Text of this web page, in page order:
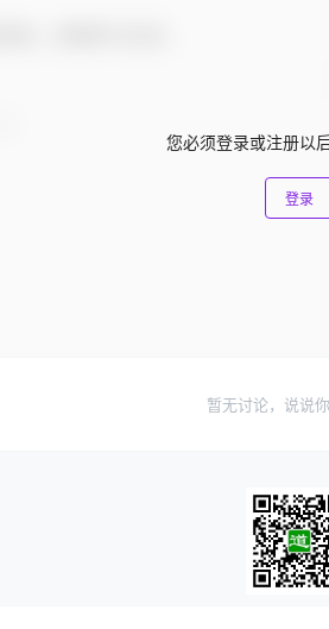
您必须登录或注册以
登录
暂无讨论，说说